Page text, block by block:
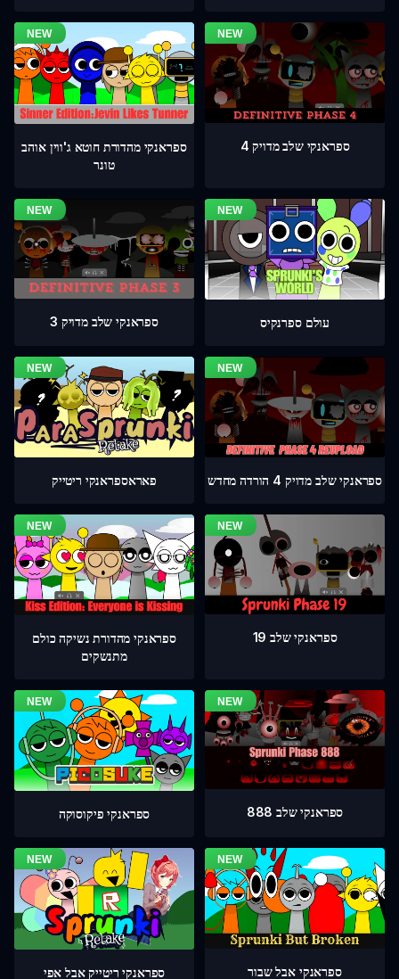
ספראנקי מהדורת חוטא ג'ווין אוהב
טונר
ספראנקי שלב מדויק 4
ספראנקי שלב מדויק 3 עולם ספרנקיס
פאראספראנקי ריטייק ספראנקי שלב מדויק 4 הורדה מחדש
ספראנקי מהדורת נשיקה כולם
מתנשקים
ספראנקי שלב 19
ספראנקי פיקוסוקה ספראנקי שלב 888
ספראנקי ריטייק אבל אפי ספראנקי אבל שבור